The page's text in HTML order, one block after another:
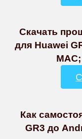
Скачать
для Huawei
Как
GR3 до